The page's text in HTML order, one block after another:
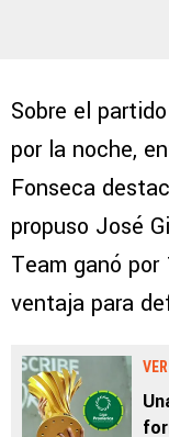
Sobre el
por la noche,
Fonseca
propuso José
Team ganó
ventaja para